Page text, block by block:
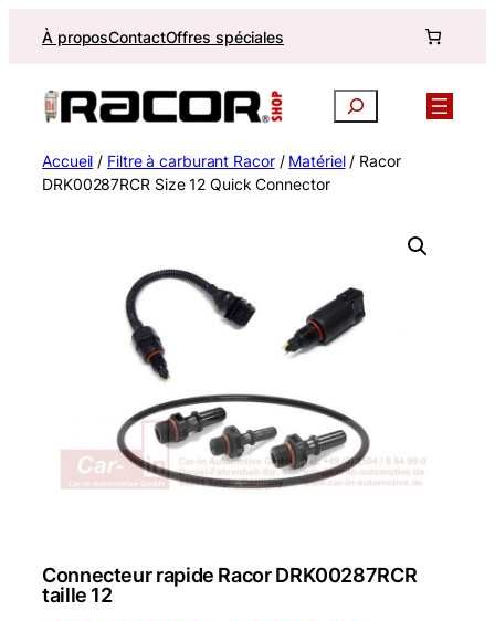
À proposContactOffres spéciales
Recherche
Accueil / Filtre à carburant Racor/ Matériel/ Racor
DRK00287RCR Size 12 Quick Connector
Connecteur rapide Racor DRK00287RCR
taille 12